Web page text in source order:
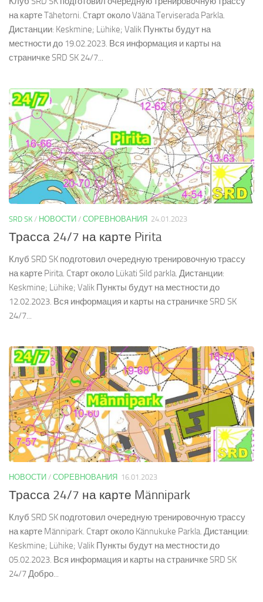
на карте Tähetorni. Cтарт около Vääna Terviserada Parkla.
Дистанции: Keskmine; Lühike; Valik Пункты будут на
местности до 19.02.2023. Вся информация и карты на
страничке SRD SK 24/7...
SRD SK / НОВОСТИ / СОРЕВНОВАНИЯ 24.01.2023
Трасса 24/7 на карте Pirita
Клуб SRD SK подготовил очередную тренировочную трассу
на карте Pirita. Cтарт около Lükati Sild parkla. Дистанции:
Keskmine; Lühike; Valik Пункты будут на местности до
12.02.2023. Вся информация и карты на страничке SRD SK
24/7...
НОВОСТИ / СОРЕВНОВАНИЯ 16.01.2023
Трасса 24/7 на карте Männipark
Клуб SRD SK подготовил очередную тренировочную трассу
на карте Männipark. Cтарт около Kännukuke Parkla. Дистанции:
Keskmine; Lühike; Valik Пункты будут на местности до
05.02.2023. Вся информация и карты на страничке SRD SK
24/7 Добро...